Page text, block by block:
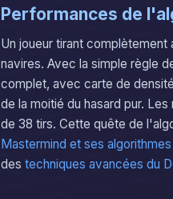
Performances de
Un joueur tirant
navires. Avec la simple règle
complet, avec carte de
de la moitié du hasard pur.
de 38 tirs. Cette quête de
Mastermind et ses
des techniques avancées du